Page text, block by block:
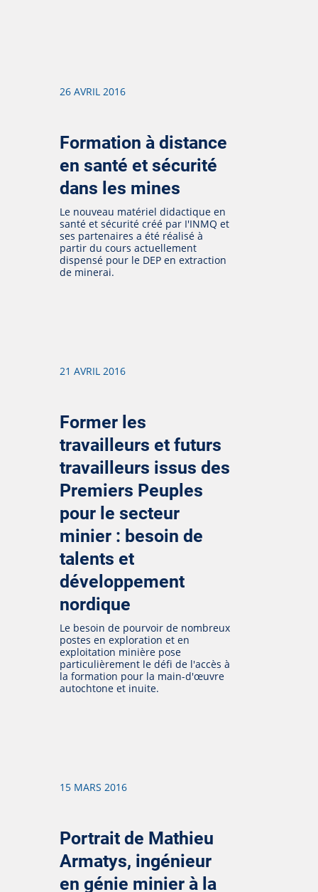
26 AVRIL 2016
Formation à distance
en santé et sécurité
dans les mines
Le nouveau matériel didactique en
santé et sécurité créé par I'INMQ et
ses partenaires a été réalisé à
partir du cours actuellement
dispensé pour le DEP en extraction
de minerai.
21 AVRIL 2016
Former les
travailleurs et futurs
travailleurs issus des
Premiers Peuples
pour le secteur
minier : besoin de
talents et
développement
nordique
Le besoin de pourvoir de nombreux
postes en exploration et en
exploitation minière pose
particulièrement le défi de l'accès à
la formation pour la main-d'œuvre
autochtone et inuite.
15 MARS 2016
Portrait de Mathieu
Armatys, ingénieur
en génie minier à la